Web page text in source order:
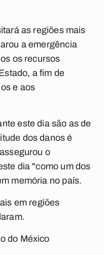
as regiões mais
a emergência
os recursos
a fim de
e aos
este dia são as de
dos danos é
o
dia "como um dos
memória no país.
em regiões
do México